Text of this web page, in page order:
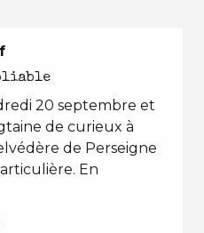
20 septembre et
de curieux à
de Perseigne
En